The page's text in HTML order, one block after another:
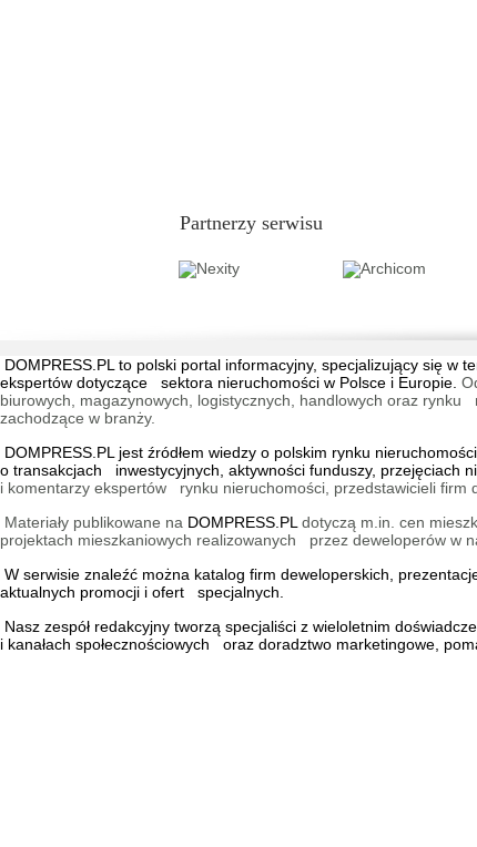
Partnerzy serwisu
DOMPRESS.PL to polski portal informacyjny, specjalizujący się w
ekspertów dotyczące sektora nieruchomości w Polsce i Europie.
biurowych, magazynowych, logistycznych, handlowych oraz
zachodzące w branży.
DOMPRESS.PL jest źródłem wiedzy o polskim rynku
o transakcjach inwestycyjnych, aktywności funduszy, przejęciach
i komentarzy ekspertów rynku nieruchomości, przedstawicieli firm
Materiały publikowane na DOMPRESS.PL dotyczą m.in. cen
projektach mieszkaniowych realizowanych przez deweloperów w
W serwisie znaleźć można katalog firm deweloperskich ,
aktualnych promocji i ofert specjalnych.
Nasz zespół redakcyjny tworzą specjaliści z wieloletnim
i kanałach społecznościowych oraz doradztwo marketingowe,